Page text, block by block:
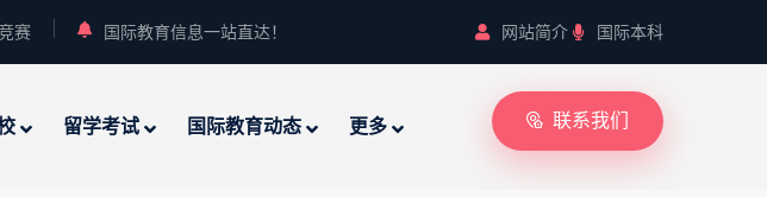
赛 国际教育信息一站直达！ 网站简介 国际本科
留学考试 国际教育动态 更多 联系我们